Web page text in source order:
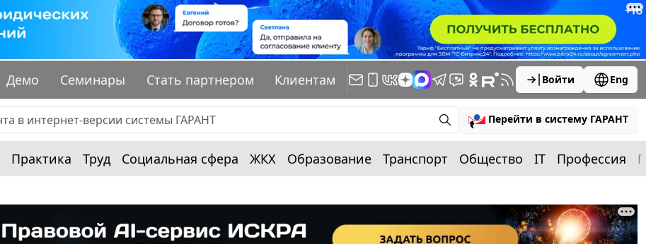
Демо Семинары Стать партнером Клиентам Войти Eng
Перейти в систему ГАРАНТ
Практика Труд Социальная сфера ЖКХ Образование Транспорт Общество IT Профессия